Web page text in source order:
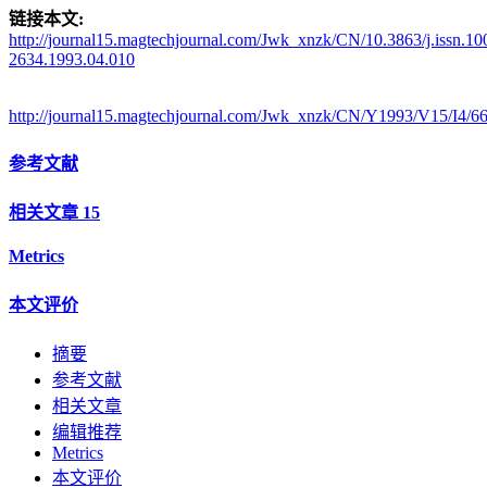
链接本文:
http://journal15.magtechjournal.com/Jwk_xnzk/CN/10.3863/
2634.1993.04.010
http://journal15.magtechjournal.com/Jwk_xnzk/CN/Y1993/V15/I4/66
参考文献
相关文章 15
Metrics
本文评价
摘要
参考文献
相关文章
编辑推荐
Metrics
本文评价